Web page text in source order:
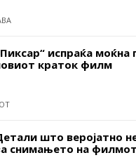
испраќа моќна
краток филм
што веројатно
снимањето на